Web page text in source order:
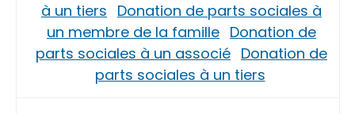
à un tiers Donation de parts sociales à
un membre de la famille Donation de
parts sociales à un associé Donation de
parts sociales à un tiers